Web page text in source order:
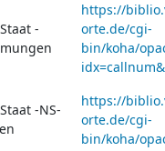
-
https://
orte.de/cgi-
bin/koha/
-NS-
https://
orte.de/cgi-
bin/koha/